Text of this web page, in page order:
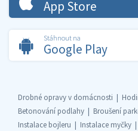
App Store
Stáhnout na
Google Play
Drobné opravy v domácnosti
Betonování podlahy
Broušení
Instalace bojleru
Instalace myčky